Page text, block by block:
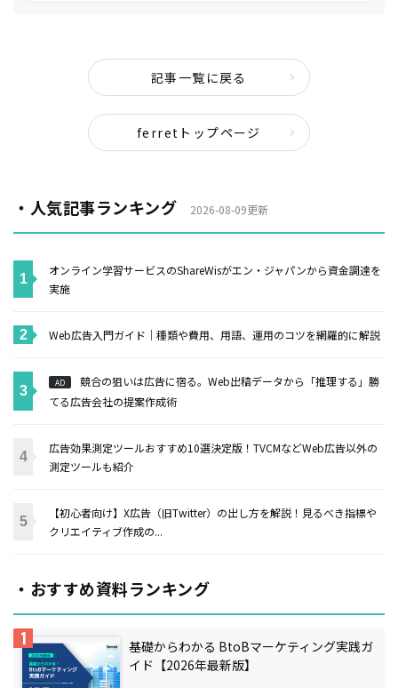
記事一覧に戻る
ferretトップページ
・人気記事ランキング 2026-08-09更新
オンライン学習サービスのShareWisがエン・ジャパンから資金調達を
実施
Web広告入門ガイド｜種類や費用、用語、運用のコツを網羅的に解説
AD
競合の狙いは広告に宿る。Web出稿データから「推理する」勝
てる広告会社の提案作成術
広告効果測定ツールおすすめ10選決定版！TVCMなどWeb広告以外の
測定ツールも紹介
【初心者向け】X広告（旧Twitter）の出し方を解説！見るべき指標や
クリエイティブ作成の...
・おすすめ資料ランキング
基礎からわかる BtoBマーケティング実践ガ
イド【2026年最新版】